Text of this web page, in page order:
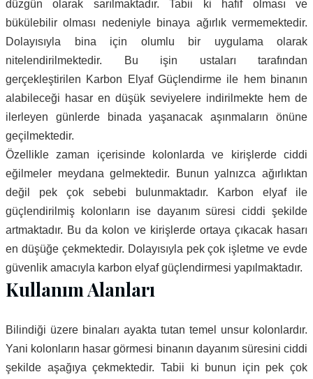
düzgün olarak sarılmaktadır. Tabii ki hafif olması ve
bükülebilir olması nedeniyle binaya ağırlık vermemektedir.
Dolayısıyla bina için olumlu bir uygulama olarak
nitelendirilmektedir. Bu işin ustaları tarafından
gerçekleştirilen Karbon Elyaf Güçlendirme ile hem binanın
alabileceği hasar en düşük seviyelere indirilmekte hem de
ilerleyen günlerde binada yaşanacak aşınmaların önüne
geçilmektedir.
Özellikle zaman içerisinde kolonlarda ve kirişlerde ciddi
eğilmeler meydana gelmektedir. Bunun yalnızca ağırlıktan
değil pek çok sebebi bulunmaktadır. Karbon elyaf ile
güçlendirilmiş kolonların ise dayanım süresi ciddi şekilde
artmaktadır. Bu da kolon ve kirişlerde ortaya çıkacak hasarı
en düşüğe çekmektedir. Dolayısıyla pek çok işletme ve evde
güvenlik amacıyla karbon elyaf güçlendirmesi yapılmaktadır.
Kullanım Alanları
Bilindiği üzere binaları ayakta tutan temel unsur kolonlardır.
Yani kolonların hasar görmesi binanın dayanım süresini ciddi
şekilde aşağıya çekmektedir. Tabii ki bunun için pek çok